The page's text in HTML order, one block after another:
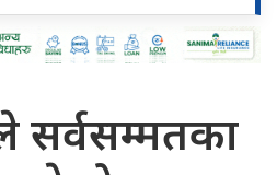
सर्वसम्मतका